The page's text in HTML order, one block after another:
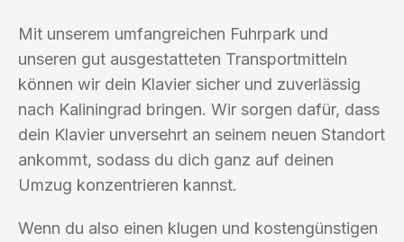
Mit unserem umfangreichen Fuhrpark und
unseren gut ausgestatteten Transportmitteln
können wir dein Klavier sicher und zuverlässig
nach Kaliningrad bringen. Wir sorgen dafür, dass
dein Klavier unversehrt an seinem neuen Standort
ankommt, sodass du dich ganz auf deinen
Umzug konzentrieren kannst.
Wenn du also einen klugen und kostengünstigen